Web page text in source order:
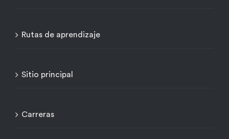
Rutas de aprendizaje
Sitio principal
Carreras